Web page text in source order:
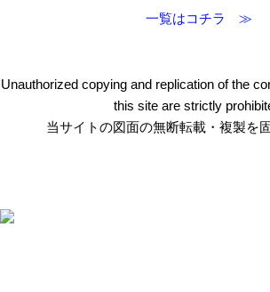
一覧はコチラ ≫
Unauthorized copying and replication of the
this site are strictly
当サイトの図面の無断転載・複製を